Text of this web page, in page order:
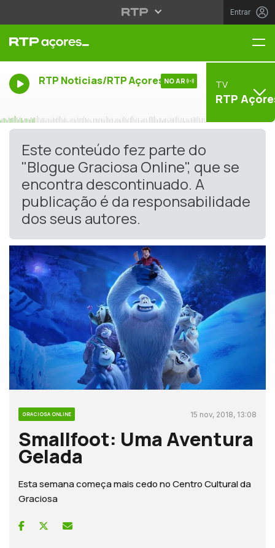
Entrar
RTP Noticias/RTP Açores NO AR TV
RTP
Este conteúdo fez parte do
"Blogue Graciosa Online", que se
encontra descontinuado. A
publicação é da responsabilidade
dos seus autores.
GRACIOSA ONLINE 15 nov, 2018, 13:08
Smallfoot: Uma Aventura
Gelada
Esta semana começa mais cedo no Centro Cultural da
Graciosa